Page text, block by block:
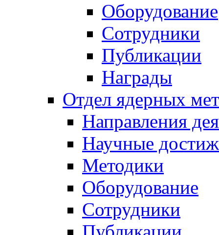
Оборудование
Сотрудники
Публикации
Награды
Отдел ядерных
Направления
Научные
Методики
Оборудование
Сотрудники